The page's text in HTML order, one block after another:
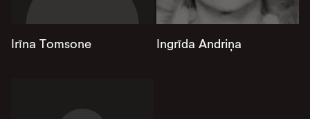
Irīna Tomsone Ingrīda Andriņa